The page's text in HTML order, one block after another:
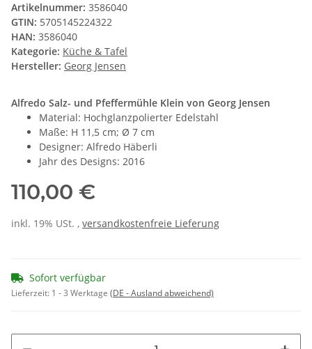
Artikelnummer: 3586040
GTIN: 5705145224322
HAN: 3586040
Kategorie: Küche & Tafel
Hersteller: Georg Jensen
Alfredo Salz- und Pfeffermühle Klein von Georg Jensen
Material: Hochglanzpolierter Edelstahl
Maße: H 11,5 cm; Ø 7 cm
Designer: Alfredo Häberli
Jahr des Designs: 2016
110,00 €
inkl. 19% USt. , versandkostenfreie Lieferung
Sofort verfügbar
Lieferzeit: 1 - 3 Werktage (DE - Ausland abweichend)